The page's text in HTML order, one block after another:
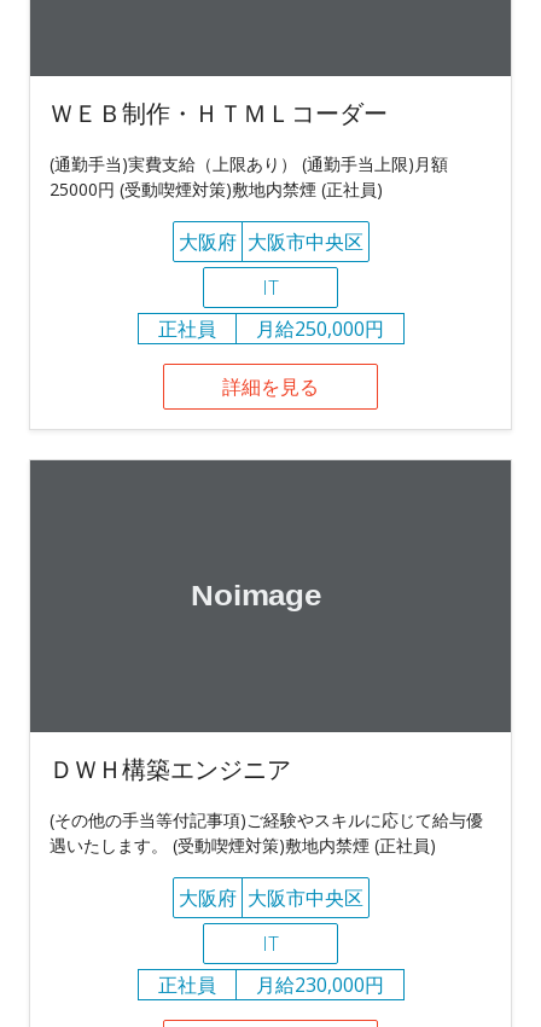
ＷＥＢ制作・ＨＴＭＬコーダー
(通勤手当)実費支給（上限あり） (通勤手当上限)月額
25000円 (受動喫煙対策)敷地内禁煙 (正社員)
大阪府 大阪市中央区
IT
正社員
月給250,000円
詳細を見る
ＤＷＨ構築エンジニア
(その他の手当等付記事項)ご経験やスキルに応じて給与優
遇いたします。 (受動喫煙対策)敷地内禁煙 (正社員)
大阪府 大阪市中央区
IT
正社員
月給230,000円